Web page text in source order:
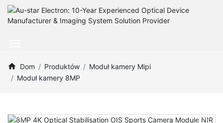
Dom Produktów
Moduł kamery Mipi
Moduł kamery 8MP